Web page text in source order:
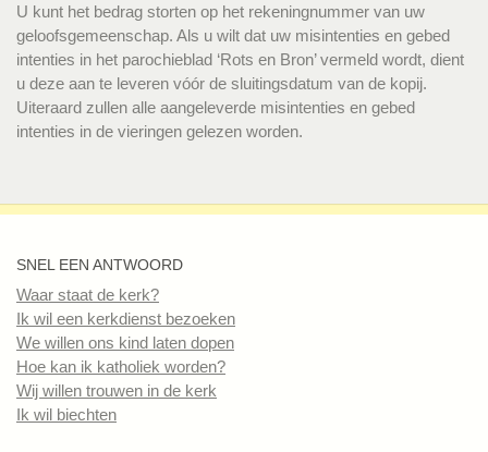
U kunt het bedrag storten op het rekeningnummer van uw
geloofsgemeenschap. Als u wilt dat uw misintenties en gebed
intenties in het parochieblad ‘Rots en Bron’ vermeld wordt, dient
u deze aan te leveren vóór de sluitingsdatum van de kopij.
Uiteraard zullen alle aangeleverde misintenties en gebed
intenties in de vieringen gelezen worden.
SNEL EEN ANTWOORD
Waar staat de kerk?
Ik wil een kerkdienst bezoeken
We willen ons kind laten dopen
Hoe kan ik katholiek worden?
Wij willen trouwen in de kerk
Ik wil biechten